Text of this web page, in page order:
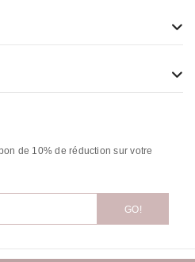
de 10% de réduction sur votre